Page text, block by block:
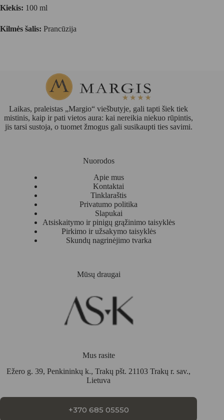
Kiekis: 100 ml
Kilmės šalis: Prancūzija
Laikas, praleistas „Margio“ viešbutyje, gali tapti šiek tiek
mistinis, kaip ir pati vietos aura: kai nereikia niekuo rūpintis,
jis tarsi sustoja, o tuomet žmogus gali susikaupti ties savimi.
Nuorodos
Apie mus
Kontaktai
Tinklaraštis
Privatumo politika
Slapukai
Atsiskaitymo ir pinigų grąžinimo taisyklės
Pirkimo ir užsakymo taisyklės
Skundų nagrinėjimo tvarka
Mūsų draugai
Mus rasite
Ežero g. 39, Penkininkų k., Trakų pšt. 21103 Trakų r. sav.,
Lietuva
+370 685 05550